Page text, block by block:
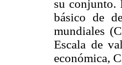
su conjunto.
básico de
mundiales
Escala de
económica,